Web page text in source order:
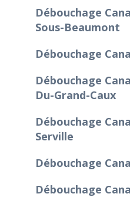
Débouchage
Sous-Beaumont
Débouchage
Débouchage
Du-Grand-Caux
Débouchage
Serville
Débouchage
Débouchage